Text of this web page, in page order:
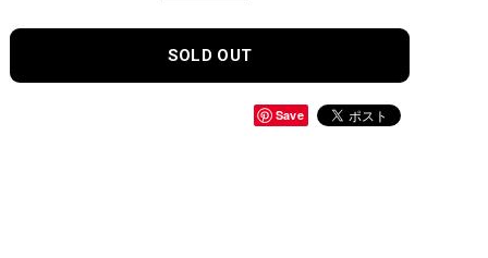
SOLD OUT
Save